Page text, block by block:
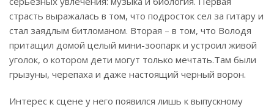
страсть выражалась в том, что подросток сел за гитару и
стал заядлым битломаном. Вторая – в том, что Володя
притащил домой целый мини-зоопарк и устроил живой
уголок, о котором дети могут только мечтать.Там были
грызуны, черепаха и даже настоящий черный ворон.
Интерес к сцене у него появился лишь к выпускному